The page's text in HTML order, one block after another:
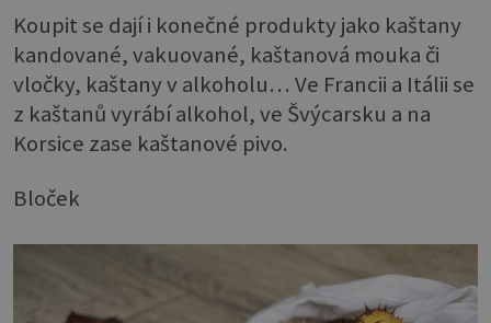
Koupit se dají i konečné produkty jako kaštany
kandované, vakuované, kaštanová mouka či
vločky, kaštany v alkoholu… Ve Francii a Itálii se
z kaštanů vyrábí alkohol, ve Švýcarsku a na
Korsice zase kaštanové pivo.
Bloček